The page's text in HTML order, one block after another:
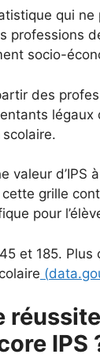
qui
professions
socio-
des
légaux
d’IPS
grille
pour
et 185. Plus
(
IPS